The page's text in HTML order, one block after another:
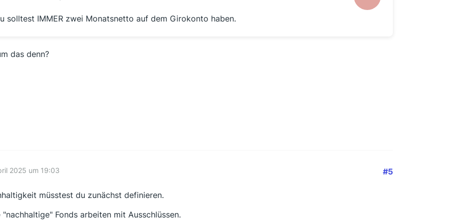
solltest IMMER zwei Monatsnetto auf dem Girokonto haben.
das denn?
2025 um 19:03 #5
müsstest du zunächst definieren.
"nachhaltige" Fonds arbeiten mit Ausschlüssen.